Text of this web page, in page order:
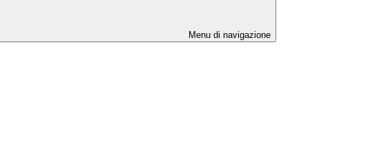
Menu di navigazione